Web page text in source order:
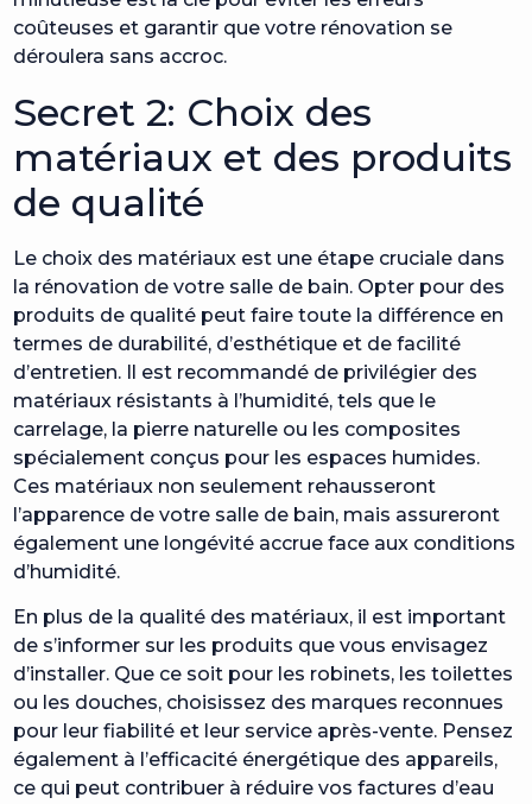
coûteuses et garantir que votre rénovation se
déroulera sans accroc.
Secret 2: Choix des
matériaux et des produits
de qualité
Le choix des matériaux est une étape cruciale dans
la rénovation de votre salle de bain. Opter pour des
produits de qualité peut faire toute la différence en
termes de durabilité, d’esthétique et de facilité
d’entretien. Il est recommandé de privilégier des
matériaux résistants à l’humidité, tels que le
carrelage, la pierre naturelle ou les composites
spécialement conçus pour les espaces humides.
Ces matériaux non seulement rehausseront
l’apparence de votre salle de bain, mais assureront
également une longévité accrue face aux conditions
d’humidité.
En plus de la qualité des matériaux, il est important
de s’informer sur les produits que vous envisagez
d’installer. Que ce soit pour les robinets, les toilettes
ou les douches, choisissez des marques reconnues
pour leur fiabilité et leur service après-vente. Pensez
également à l’efficacité énergétique des appareils,
ce qui peut contribuer à réduire vos factures d’eau